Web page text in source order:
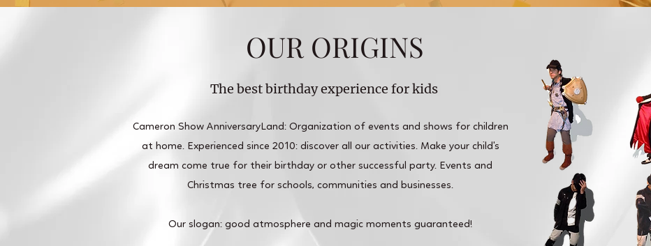
OUR ORIGINS
The best birthday experience for kids
Cameron Show AnniversaryLand: Organization of events and shows for children
at home. Experienced since 2010: discover all our activities. Make your child's
dream come true for their birthday or other successful party. Events and
Christmas tree for schools, communities and businesses.
Our slogan: good atmosphere and magic moments guaranteed!